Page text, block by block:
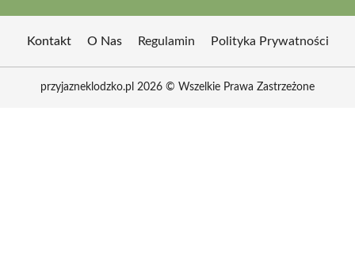
Kontakt O Nas Regulamin Polityka Prywatności
przyjazneklodzko.pl 2026 © Wszelkie Prawa Zastrzeżone